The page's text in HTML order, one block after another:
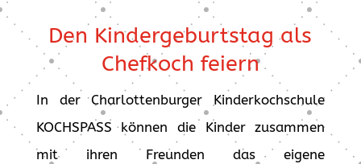
Den Kindergeburtstag als
Chefkoch feiern
In der Charlottenburger Kinderkochschule
KOCHSPASS können die Kinder zusammen
mit ihren Freunden das eigene